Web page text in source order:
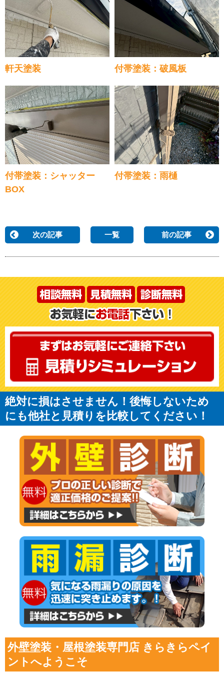
軒天塗装 付帯塗装：破風板
付帯塗装：シャッター
BOX
付帯塗装：雨樋
次の記事 一覧 前の記事
絶対に損はさせません！後悔しないため
にも他社と見積りを比較してください！
外壁塗装・屋根塗装専門店 きらきらペイ
ントへようこそ